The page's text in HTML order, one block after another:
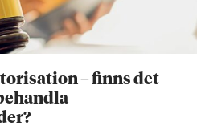
– finns det